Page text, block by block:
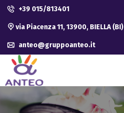
+39 015/813401
via Piacenza 11, 13900, BIELLA (BI)
anteo@gruppoanteo.it